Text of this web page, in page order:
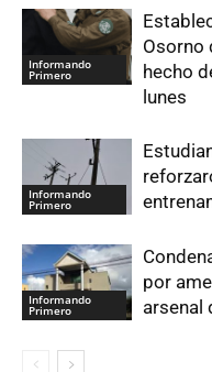
Informando
Primero
Osorno
hecho
lunes
Informando
Primero
Informando
Primero
por
arsenal